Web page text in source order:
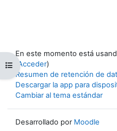
Abrir índice del curso
En este momento está
Acceder)
Resumen de retención de
Descargar la app para
Cambiar al tema estándar
Desarrollado por Moodle